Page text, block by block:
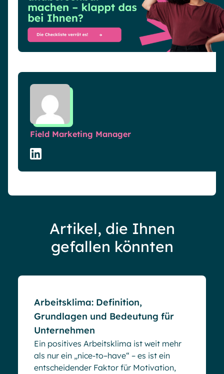
Field Marketing Manager
Artikel, die Ihnen
gefallen könnten
Arbeitsklima: Definition,
Grundlagen und Bedeutung für
Unternehmen
Ein positives Arbeitsklima ist weit mehr
als nur ein „nice-to–have“ – es ist ein
entscheidender Faktor für Motivation,